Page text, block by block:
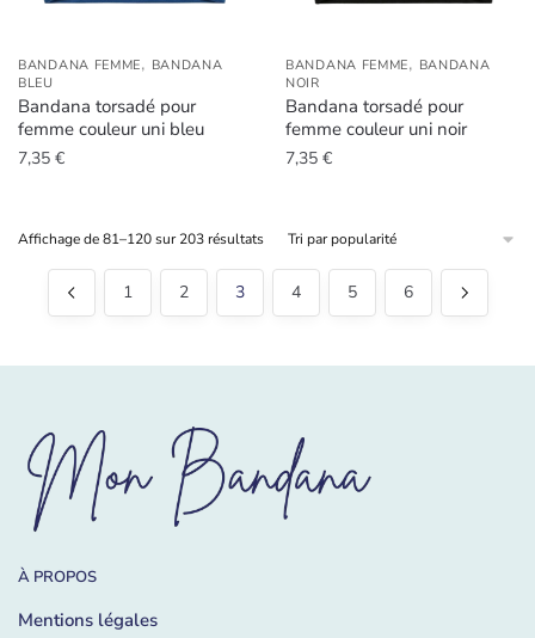
BANDANA FEMME, BANDANA
BLEU
Bandana torsadé pour
femme couleur uni bleu
7,35 €
BANDANA FEMME, BANDANA
NOIR
Bandana torsadé pour
femme couleur uni noir
7,35 €
Affichage de 81–120 sur 203 résultatsTrié
1 2 3 4 5 6
À PROPOS
Mentions légales